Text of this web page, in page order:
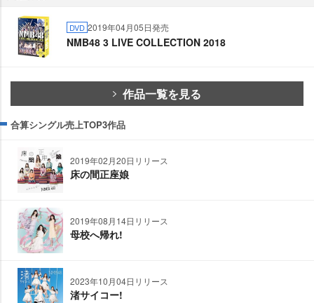
DVD 2019年04月05日発売
NMB48 3 LIVE COLLECTION 2018
作品一覧を見る
合算シングル売上TOP3作品
2019年02月20日リリース
床の間正座娘
2019年08月14日リリース
母校へ帰れ!
2023年10月04日リリース
渚サイコー!